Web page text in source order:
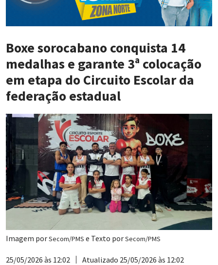
Boxe sorocabano conquista 14
medalhas e garante 3ª colocação
em etapa do Circuito Escolar da
federação estadual
Imagem porSecom/PMS e Texto porSecom/PMS
25/05/2026 às 12:02 Atualizado 25/05/2026 às 12:02